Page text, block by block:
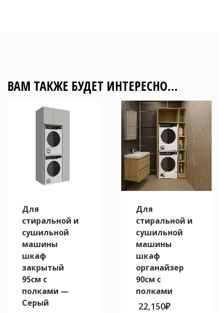
ВАМ ТАКЖЕ БУДЕТ ИНТЕРЕСНО…
Для
стиральной и
сушильной
машины
шкаф
закрытый
95см с
полками —
Серый
Для
стиральной и
сушильной
машины
шкаф
органайзер
90см с
полками
22,150₽